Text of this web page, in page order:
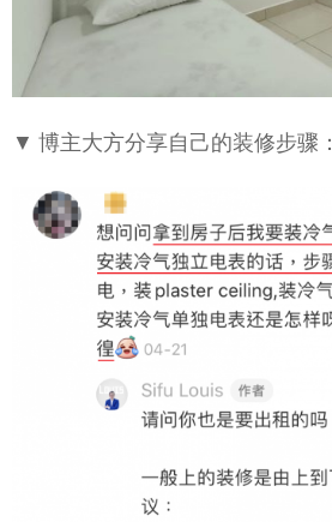
▼ 博主大方分享自己的装修步骤：